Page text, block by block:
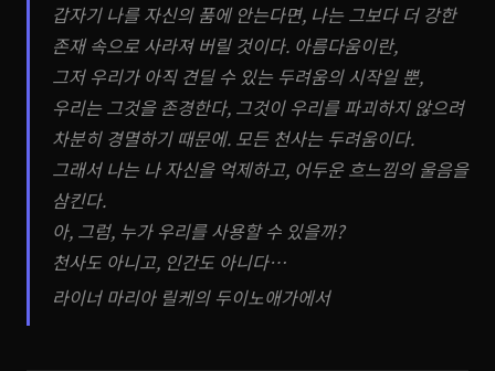
갑자기 나를 자신의 품에 안는다면, 나는 그보다 더 강한
존재 속으로 사라져 버릴 것이다. 아름다움이란,
그저 우리가 아직 견딜 수 있는 두려움의 시작일 뿐,
우리는 그것을 존경한다, 그것이 우리를 파괴하지 않으려
차분히 경멸하기 때문에. 모든 천사는 두려움이다.
그래서 나는 나 자신을 억제하고, 어두운 흐느낌의 울음을
삼킨다.
아, 그럼, 누가 우리를 사용할 수 있을까?
천사도 아니고, 인간도 아니다…
라이너 마리아 릴케의 두이노애가에서